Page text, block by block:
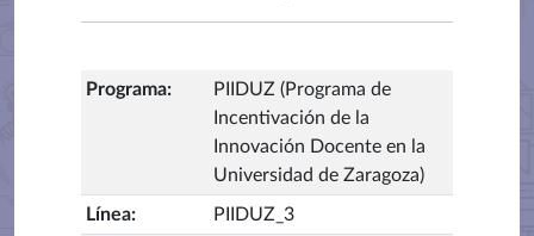
Programa:
PIIDUZ (Programa de
Incentivación de la
Innovación Docente en la
Universidad de Zaragoza)
Línea: PIIDUZ_3